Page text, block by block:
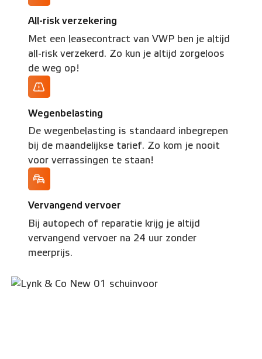
All-risk verzekering
Met een leasecontract van VWP ben je altijd
all-risk verzekerd. Zo kun je altijd zorgeloos
de weg op!
Wegenbelasting
De wegenbelasting is standaard inbegrepen
bij de maandelijkse tarief. Zo kom je nooit
voor verrassingen te staan!
Vervangend vervoer
Bij autopech of reparatie krijg je altijd
vervangend vervoer na 24 uur zonder
meerprijs.